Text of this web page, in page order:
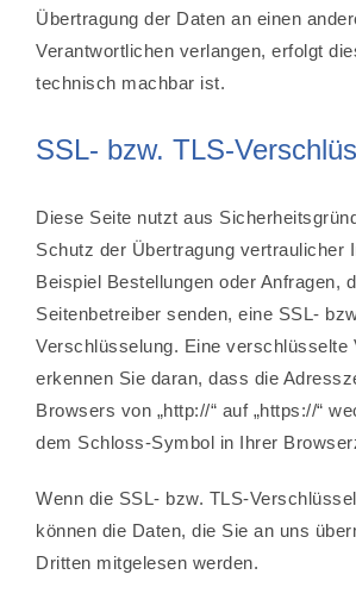
Übertragung der Daten an einen
Verantwortlichen verlangen, erfolgt
technisch machbar ist.
SSL- bzw. TLS-
Diese Seite nutzt aus
Schutz der Übertragung vertraulicher
Beispiel Bestellungen oder Anfragen,
Seitenbetreiber senden, eine SSL-
Verschlüsselung. Eine verschlüsselte
erkennen Sie daran, dass die
Browsers von „http://“ auf „https://“
dem Schloss-Symbol in Ihrer
Wenn die SSL- bzw. TLS-
können die Daten, die Sie an uns
Dritten mitgelesen werden.